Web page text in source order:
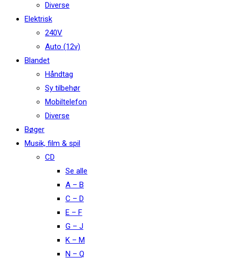
Diverse
Elektrisk
240V
Auto (12v)
Blandet
Håndtag
Sy tilbehør
Mobiltelefon
Diverse
Bøger
Musik, film & spil
CD
Se alle
A – B
C – D
E – F
G – J
K – M
N – Q